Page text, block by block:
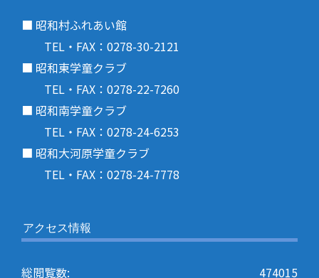
■ 昭和村ふれあい館
TEL・FAX：0278-30-2121
■ 昭和東学童クラブ
TEL・FAX：0278-22-7260
■ 昭和南学童クラブ
TEL・FAX：0278-24-6253
■ 昭和大河原学童クラブ
TEL・FAX：0278-24-7778
アクセス情報
474015
総閲覧数: